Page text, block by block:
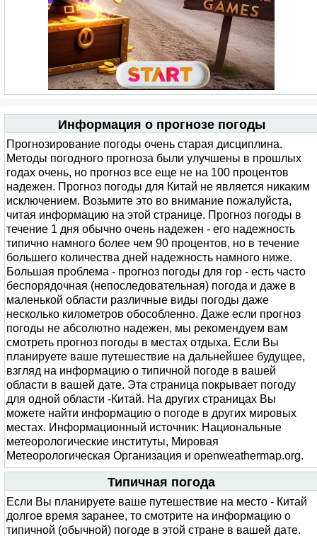
Информация о прогнозе погоды
Прогнозирование погоды очень старая дисциплина.
Методы погодного прогноза были улучшены в прошлых
годах очень, но прогноз все еще не на 100 процентов
надежен. Прогноз погоды для Китай не является никаким
исключением. Возьмите это во внимание пожалуйста,
читая информацию на этой странице. Прогноз погоды в
течение 1 дня обычно очень надежен - его надежность
типично намного более чем 90 процентов, но в течение
большего количества дней надежность намного ниже.
Большая проблема - прогноз погоды для гор - есть часто
беспорядочная (непоследовательная) погода и даже в
маленькой области различные виды погоды даже
несколько километров обособленно. Даже если прогноз
погоды не абсолютно надежен, мы рекомендуем вам
смотреть прогноз погоды в местах отдыха. Если Вы
планируете ваше путешествие на дальнейшее будущее,
взгляд на информацию о типичной погоде в вашей
области в вашей дате. Эта страница покрывает погоду
для одной области -Китай. На других страницах Вы
можете найти информацию о погоде в других мировых
местах. Информационный источник: Национальные
метеорологические институты, Мировая
Метеорологическая Организация и openweathermap.org.
Типичная погода
Если Вы планируете ваше путешествие на место - Китай
долгое время заранее, то смотрите на информацию о
типичной (обычной) погоде в этой стране в вашей дате.